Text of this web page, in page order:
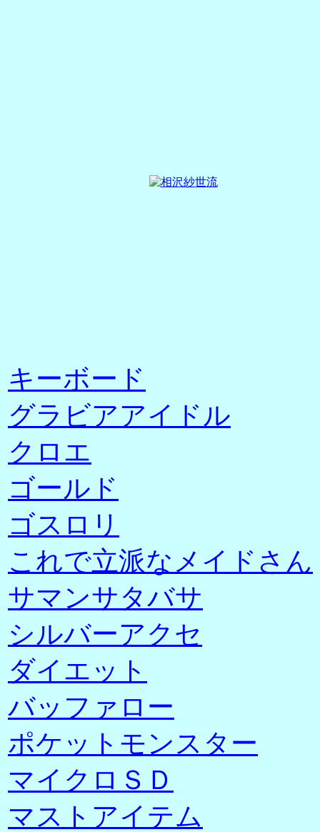
キーボード
グラビアアイドル
クロエ
ゴールド
ゴスロリ
これで立派なメイドさん
サマンサタバサ
シルバーアクセ
ダイエット
バッファロー
ポケットモンスター
マイクロＳＤ
マストアイテム